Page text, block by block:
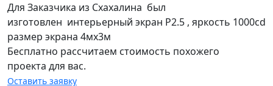
Для Заказчика из Схахалина был
изготовлен интерьерный экран Р2.5 , яркость 1000cd
размер экрана 4мх3м
Бесплатно рассчитаем стоимость похожего
проекта для вас.
Оставить заявку